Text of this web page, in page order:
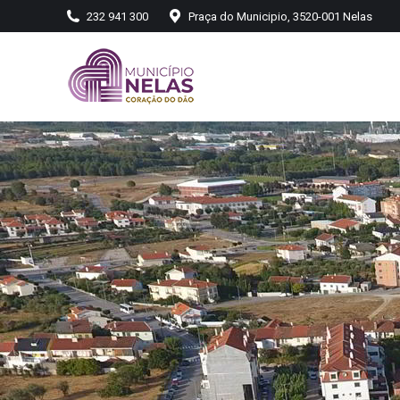
232 941 300 Praça do Municipio, 3520-001 Nelas